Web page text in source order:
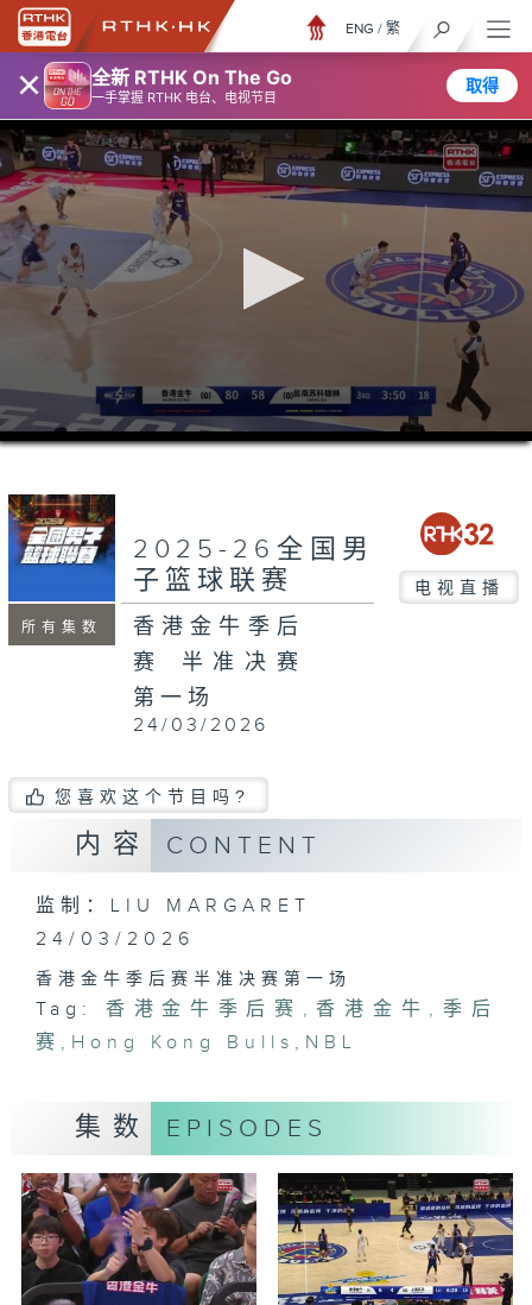
× 全新 RTHK On The Go
一手掌握 RTHK 电台、电视节目
取得
ENG / 繁
0
seconds
hour,
33
minutes,
59
所有集数
2025-26全国男
子篮球联赛
电视直播
香港金牛季后
赛 半准决赛
第一场
24/03/2026
您喜欢这个节目吗?
内容 CONTENT
监制：LIU MARGARET
24/03/2026
香港金牛季后赛半准决赛第一场
Tag: 香港金牛季后赛 , 香港金牛 , 季后
赛 , Hong Kong Bulls , NBL
集数 EPISODES